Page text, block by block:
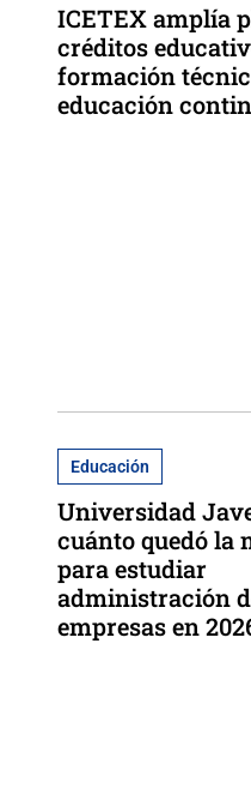
ICETEX amplía
créditos
formación
educación
Educación
Universidad
cuánto quedó la
para estudiar
administración
empresas en